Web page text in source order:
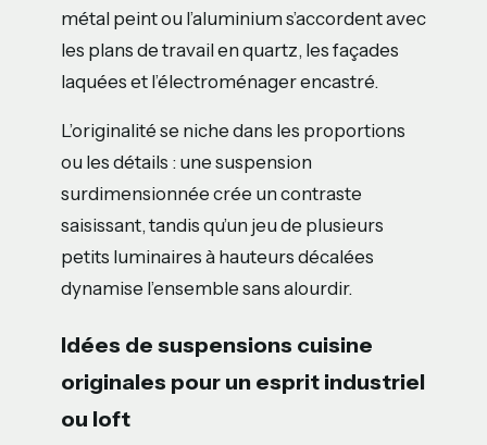
métal peint ou l’aluminium s’accordent avec
les plans de travail en quartz, les façades
laquées et l’électroménager encastré.
L’originalité se niche dans les proportions
ou les détails : une suspension
surdimensionnée crée un contraste
saisissant, tandis qu’un jeu de plusieurs
petits luminaires à hauteurs décalées
dynamise l’ensemble sans alourdir.
Idées de suspensions cuisine
originales pour un esprit industriel
ou loft